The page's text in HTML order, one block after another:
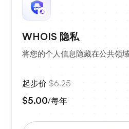
WHOIS 隐私
将您的个人信息隐藏在公共领域
起步价 $6.25
$5.00/每年